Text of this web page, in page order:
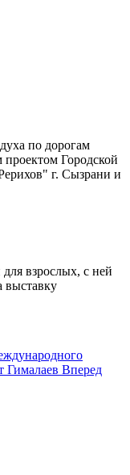
по дорогам
проектом Городской
г. Сызрани и
взрослых, с ней
выставку
Вперед